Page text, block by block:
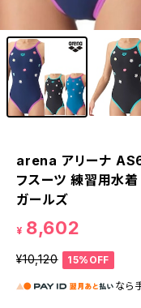
arena アリーナ
フスーツ 練習用水
ガールズ
¥ 8,602
¥10,120 15%OFF
なら